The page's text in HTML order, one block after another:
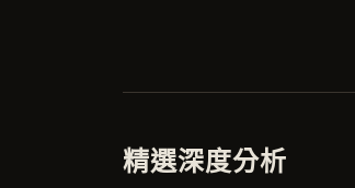
精選深度分析